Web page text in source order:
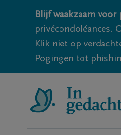
Blijf waakzaam
privécondoléances.
Klik niet op
Pogingen tot